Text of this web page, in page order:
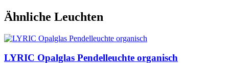
Ähnliche Leuchten
LYRIC Opalglas Pendelleuchte organisch